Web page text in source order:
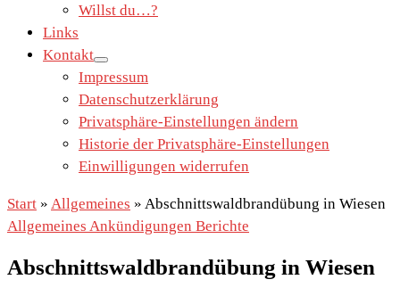
Willst du…?
Links
Kontakt
Impressum
Datenschutzerklärung
Privatsphäre-Einstellungen ändern
Historie der Privatsphäre-Einstellungen
Einwilligungen widerrufen
Start » Allgemeines » Abschnittswaldbrandübung in Wiesen
Allgemeines Ankündigungen Berichte
Abschnittswaldbrandübung in Wiesen